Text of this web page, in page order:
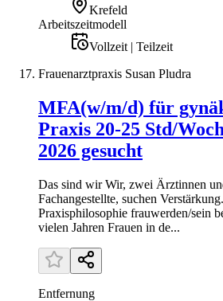
Krefeld
Arbeitszeitmodell
Vollzeit | Teilzeit
Frauenarztpraxis Susan Pludra
MFA(w/m/d) für
Praxis 20-25 Std/
2026 gesucht
Das sind wir Wir, zwei Ärztinnen
Fachangestellte, suchen
Praxisphilosophie frauwerden/sein
vielen Jahren Frauen in de...
Entfernung